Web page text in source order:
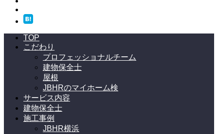
TOP
こだわり
プロフェッショナルチーム
建物保全士
屋根
JBHRのマイホーム検
サービス内容
建物保全士
施工事例
JBHR横浜